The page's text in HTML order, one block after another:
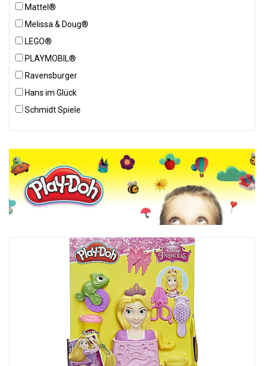
Mattel®
Melissa & Doug®
LEGO®
PLAYMOBIL®
Ravensburger
Hans im Glück
Schmidt Spiele